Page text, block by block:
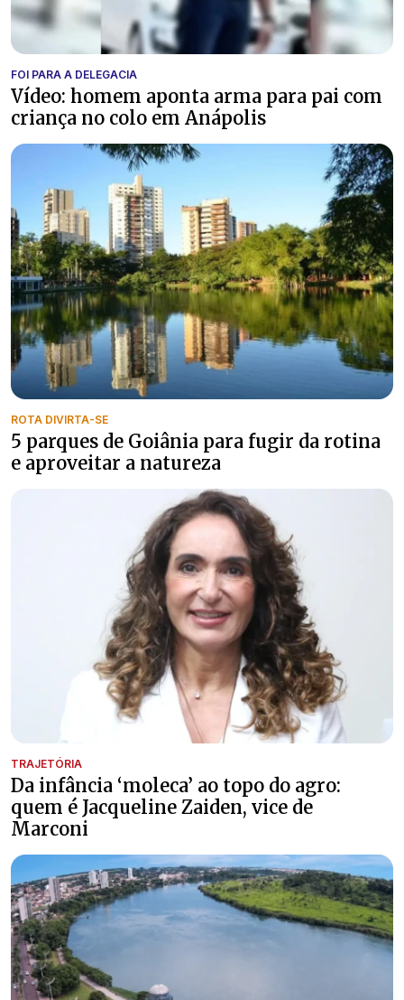
FOI PARA A DELEGACIA
Vídeo: homem aponta arma para pai com
criança no colo em Anápolis
ROTA DIVIRTA-SE
5 parques de Goiânia para fugir da rotina
e aproveitar a natureza
TRAJETÓRIA
Da infância ‘moleca’ ao topo do agro:
quem é Jacqueline Zaiden, vice de
Marconi